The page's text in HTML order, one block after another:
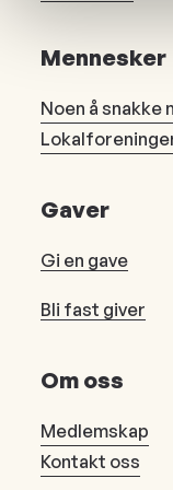
Mennesker
Noen å snakke
Gaver
Gi en gave
Bli fast giver
Om oss
Medlemskap
Kontakt oss